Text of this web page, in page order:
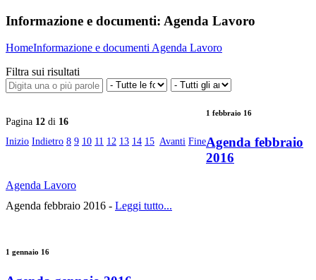
Informazione e documenti: Agenda Lavoro
HomeInformazione e documentiAgenda Lavoro
Filtra sui risultati
Pagina 12 di 16
Inizio Indietro 8 9 10 11 12 13 14 15 Avanti Fine
1 febbraio 16
Agenda febbraio
2016
Agenda Lavoro
Agenda febbraio 2016 - Leggi tutto...
1 gennaio 16